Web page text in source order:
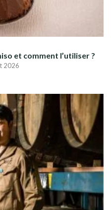
et comment l’utiliser ?
2026